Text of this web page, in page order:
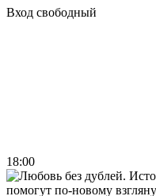
Вход свободный
18:00